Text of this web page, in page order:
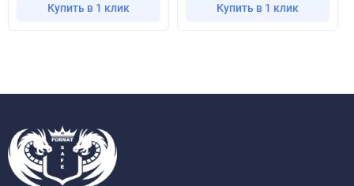
Купить в 1 клик Купить в 1 клик